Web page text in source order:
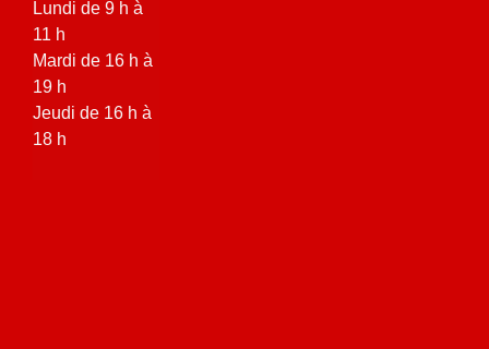
Lundi de 9 h à
11 h
Mardi de 16 h à
19 h
Jeudi de 16 h à
18 h